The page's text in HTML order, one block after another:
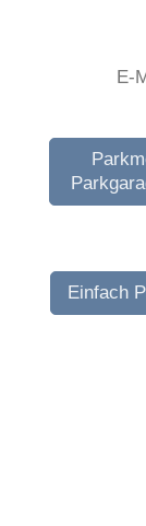
E-
Einfach